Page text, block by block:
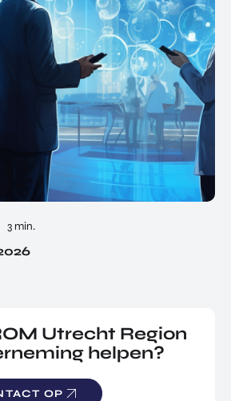
3 min.
Utrecht Region
helpen?
OP